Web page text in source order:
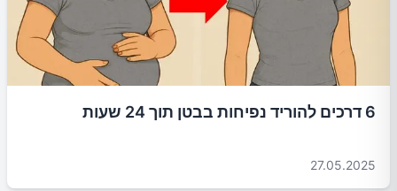
6 דרכים להוריד נפיחות בבטן תוך 24 שעות
27.05.2025